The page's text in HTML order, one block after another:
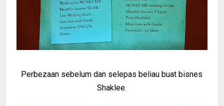
Perbezaan sebelum dan selepas beliau buat bisnes
Shaklee.